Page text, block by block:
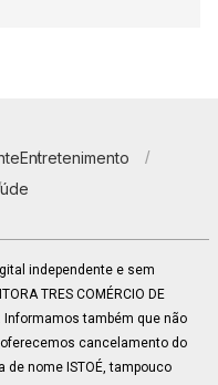
Entretenimento
independente e sem
TRES COMÉRCIO DE
Informamos também que não
cancelamento do
nome ISTOÉ, tampouco